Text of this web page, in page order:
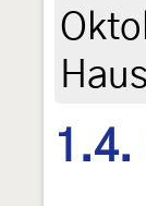
1.4.